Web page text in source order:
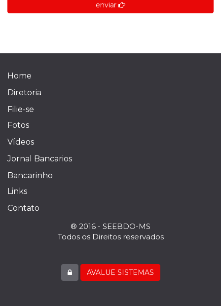
enviar
Home
Diretoria
Filie-se
Fotos
Vídeos
Jornal Bancarios
Bancarinho
Links
Contato
® 2016 - SEEBDO-MS
Todos os Direitos reservados
AVALUE SISTEMAS